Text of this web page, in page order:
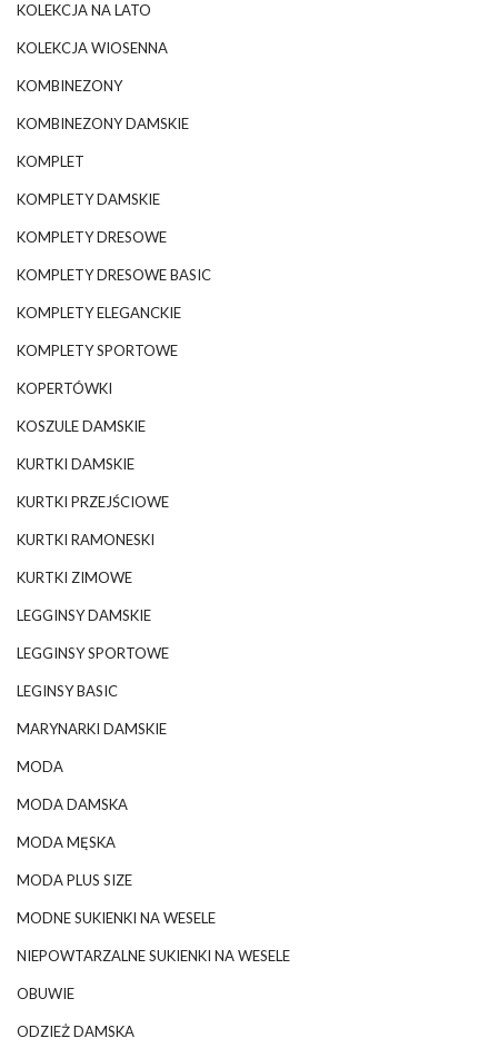
KOLEKCJA NA LATO
KOLEKCJA WIOSENNA
KOMBINEZONY
KOMBINEZONY DAMSKIE
KOMPLET
KOMPLETY DAMSKIE
KOMPLETY DRESOWE
KOMPLETY DRESOWE BASIC
KOMPLETY ELEGANCKIE
KOMPLETY SPORTOWE
KOPERTÓWKI
KOSZULE DAMSKIE
KURTKI DAMSKIE
KURTKI PRZEJŚCIOWE
KURTKI RAMONESKI
KURTKI ZIMOWE
LEGGINSY DAMSKIE
LEGGINSY SPORTOWE
LEGINSY BASIC
MARYNARKI DAMSKIE
MODA
MODA DAMSKA
MODA MĘSKA
MODA PLUS SIZE
MODNE SUKIENKI NA WESELE
NIEPOWTARZALNE SUKIENKI NA WESELE
OBUWIE
ODZIEŻ DAMSKA